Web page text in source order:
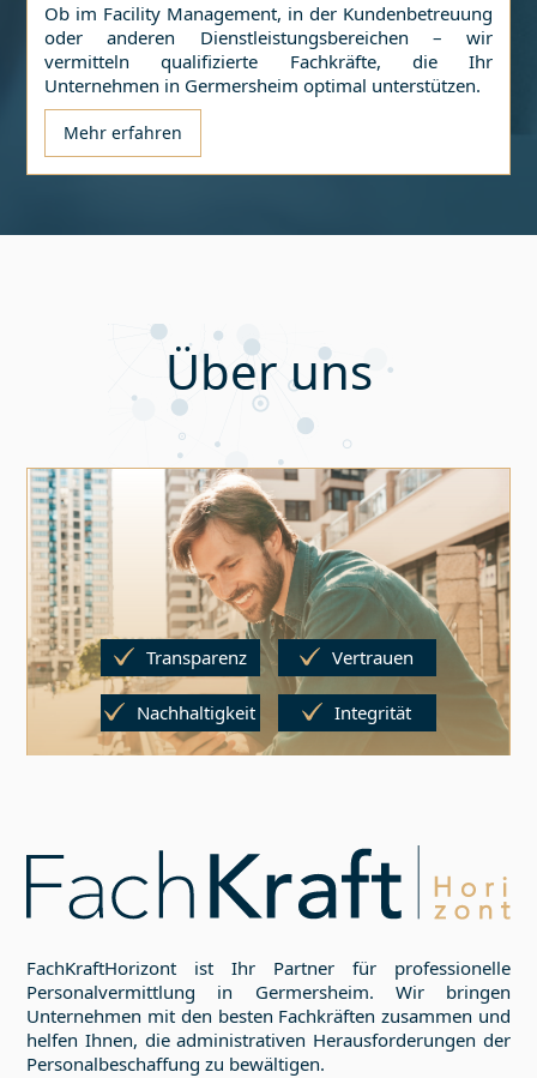
Ob im Facility Management, in der Kundenbetreuung
oder anderen Dienstleistungsbereichen – wir
vermitteln qualifizierte Fachkräfte, die Ihr
Unternehmen in Germersheim optimal unterstützen.
Mehr erfahren
Über uns
FachKraftHorizont ist Ihr Partner für professionelle
Personalvermittlung in Germersheim. Wir bringen
Unternehmen mit den besten Fachkräften zusammen und
helfen Ihnen, die administrativen Herausforderungen der
Personalbeschaffung zu bewältigen.
Transparenz Vertrauen
Nachhaltigkeit Integrität